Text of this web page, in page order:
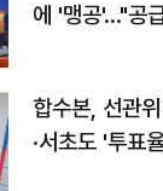
에 '맹공'…"공
합수본, 선관
·서초도 '투표